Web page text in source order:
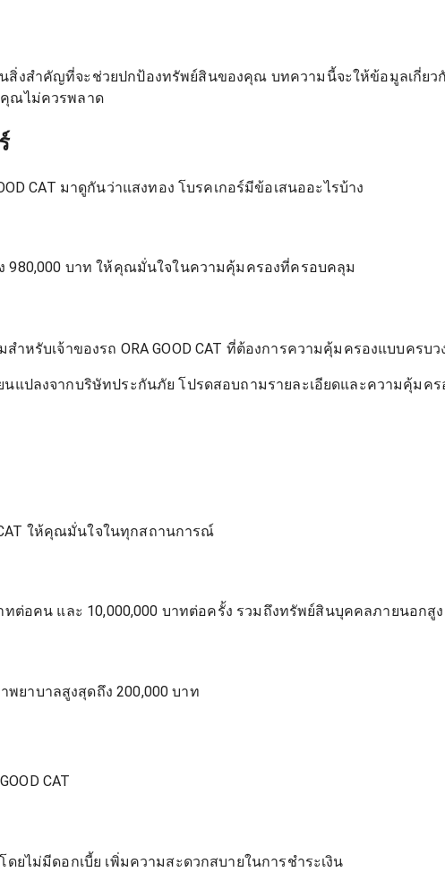
นสิ่งสำคัญที่จะช่วยปกป้องทรัพย์สินของคุณ บทความนี้จะให้ข้อมูลเกี่ยว
คุณไม่ควรพลาด
CAT มาดูกันว่าแสงทอง โบรคเกอร์มีข้อเสนออะไรบ้าง
980,000 บาท ให้คุณมั่นใจในความคุ้มครองที่ครอบคลุม
หรับเจ้าของรถ ORA GOOD CAT ที่ต้องการความคุ้มครองแบบครบว
แปลงจากบริษัทประกันภัย โปรดสอบถามรายละเอียดและความคุ้มค
ให้คุณมั่นใจในทุกสถานการณ์
อคน และ 10,000,000 บาทต่อครั้ง รวมถึงทรัพย์สินบุคคลภายนอกสูง
ยาบาลสูงสุดถึง 200,000 บาท
CAT
ยไม่มีดอกเบี้ย เพิ่มความสะดวกสบายในการชำระเงิน